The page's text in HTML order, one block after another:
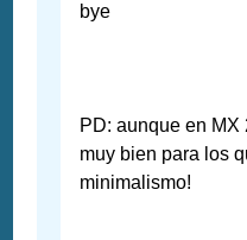
bye
PD: aunque en MX
muy bien para los
minimalismo!